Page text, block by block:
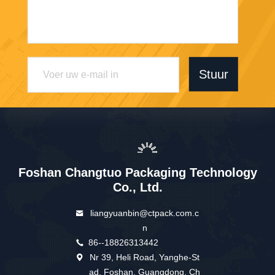
Stuur
Foshan Changtuo Packaging Technology
Co., Ltd.
liangyuanbin@ctpack.com.c
n
86--18826313442
Nr 39, Heli Road, Yanghe-St
ad, Foshan, Guangdong, Ch